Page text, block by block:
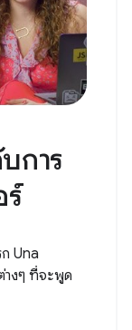
การ
ร์
Una
างๆ ที่จะพูด